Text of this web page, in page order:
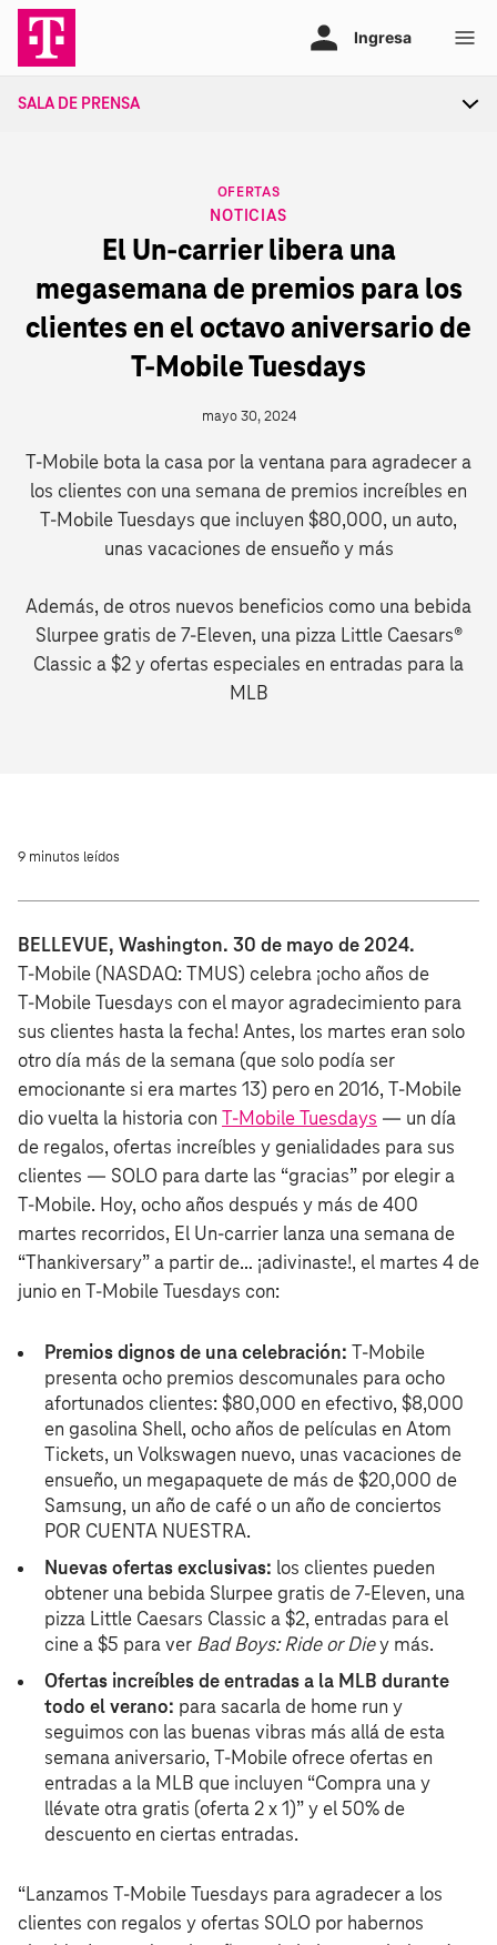
contenido
SALA DE PRENSA
OFERTASCATEGORY
NOTICIAS
El Un-carrier libera una
megasemana de premios para los
clientes en el octavo aniversario de
T‑Mobile Tuesdays
mayo 30, 2024
T‑Mobile bota la casa por la ventana para agradecer a
los clientes con una semana de premios increíbles en
T‑Mobile Tuesdays que incluyen $80,000, un auto,
unas vacaciones de ensueño y más
Además, de otros nuevos beneficios como una bebida
Slurpee gratis de 7-Eleven, una pizza Little Caesars®
Classic a $2 y ofertas especiales en entradas para la
MLB
9 minutos leídos
BELLEVUE, Washington. 30 de mayo de 2024.
T‑Mobile (NASDAQ: TMUS) celebra ¡ocho años de
T‑Mobile Tuesdays con el mayor agradecimiento para
sus clientes hasta la fecha! Antes, los martes eran solo
otro día más de la semana (que solo podía ser
emocionante si era martes 13) pero en 2016, T‑Mobile
dio vuelta la historia con T‑Mobile Tuesdays — un día
de regalos, ofertas increíbles y genialidades para sus
clientes — SOLO para darte las “gracias” por elegir a
T‑Mobile. Hoy, ocho años después y más de 400
martes recorridos, El Un-carrier lanza una semana de
“Thankiversary” a partir de… ¡adivinaste!, el martes 4 de
junio en T‑Mobile Tuesdays con:
Premios dignos de una celebración: T‑Mobile
presenta ocho premios descomunales para ocho
afortunados clientes: $80,000 en efectivo, $8,000
en gasolina Shell, ocho años de películas en Atom
Tickets, un Volkswagen nuevo, unas vacaciones de
ensueño, un megapaquete de más de $20,000 de
Samsung, un año de café o un año de conciertos
POR CUENTA NUESTRA.
Nuevas ofertas exclusivas: los clientes pueden
obtener una bebida Slurpee gratis de 7-Eleven, una
pizza Little Caesars Classic a $2, entradas para el
cine a $5 para ver Bad Boys: Ride or Diey más.
Ofertas increíbles de entradas a la MLB durante
todo el verano: para sacarla de home run y
seguimos con las buenas vibras más allá de esta
semana aniversario, T‑Mobile ofrece ofertas en
entradas a la MLB que incluyen “Compra una y
llévate otra gratis (oferta 2 x 1)” y el 50% de
descuento en ciertas entradas.
“Lanzamos T‑Mobile Tuesdays para agradecer a los
clientes con regalos y ofertas SOLO por habernos